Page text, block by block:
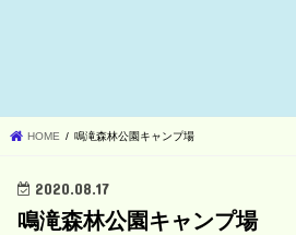
HOME 鳴滝森林公園キャンプ場
2020.08.17
鳴滝森林公園キャンプ場